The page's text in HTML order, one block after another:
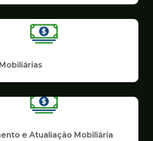
e Atualiação Mobiliária